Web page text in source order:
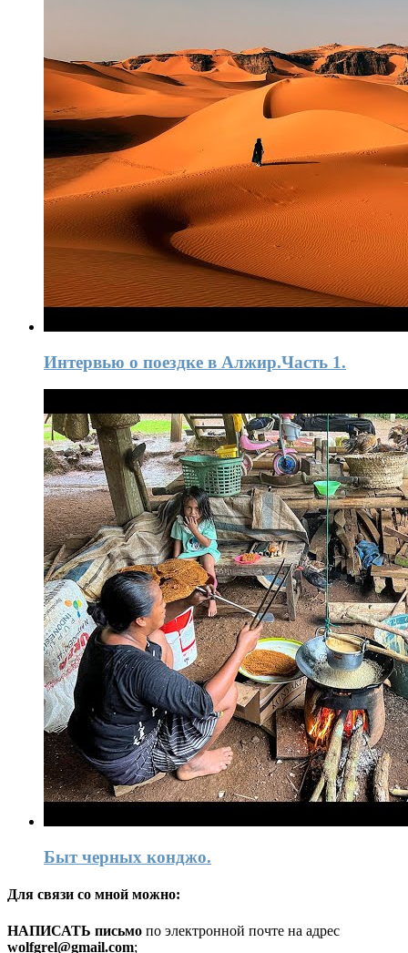
Интервью o поездке в Алжир.Часть 1.
Быт черных конджо.
Для связи со мной можно:
HАПИСАТЬ письмо по электронной почте на адрес
wolfgrel@gmail.com;